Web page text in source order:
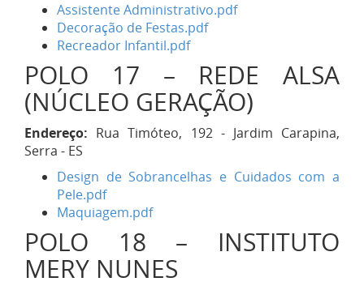
Assistente Administrativo.pdf
Decoração de Festas.pdf
Recreador Infantil.pdf
POLO 17 – REDE ALSA
(NÚCLEO GERAÇÃO)
Endereço: Rua Timóteo, 192 - Jardim Carapina,
Serra - ES
Design de Sobrancelhas e Cuidados com a
Pele.pdf
Maquiagem.pdf
POLO 18 – INSTITUTO
MERY NUNES